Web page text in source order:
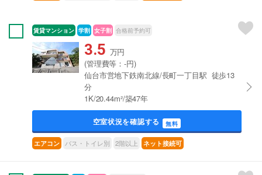
賃貸マンション 学割 女子割 合格前予約可
3.5 万円
(管理費等：-円)
仙台市営地下鉄南北線/長町一丁目駅 徒歩13
分
1K/20.44m²/築47年
空室状況を確認する 無料
エアコン バス・トイレ別 2階以上 ネット接続可